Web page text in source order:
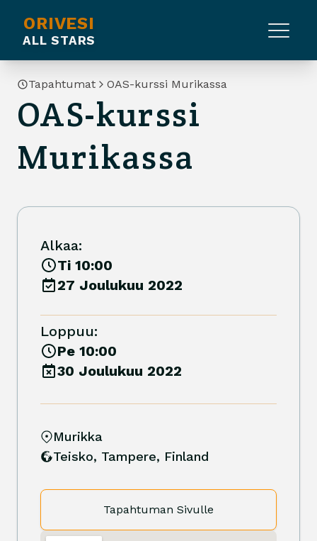
ORIVESI
ALL STARS
Tapahtumat OAS-kurssi Murikassa
OAS-kurssi
Murikassa
Alkaa:
Ti 10:00
27 Joulukuu 2022
Loppuu:
Pe 10:00
30 Joulukuu 2022
Murikka
Teisko, Tampere, Finland
Tapahtuman Sivulle